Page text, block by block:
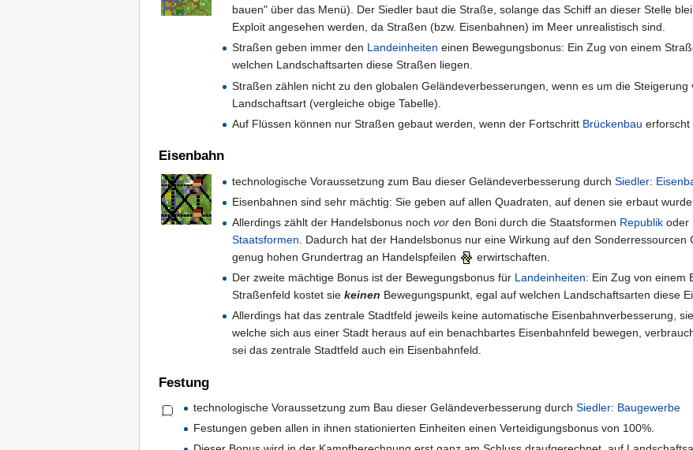
bauen" über das Menü). Der Siedler baut die Straße, solange das Schiff an dieser Stelle
Exploit angesehen werden, da Straßen (bzw. Eisenbahnen) im Meer unrealistisch sind.
Straßen geben immer den Landeinheiten einen Bewegungsbonus: Ein Zug von einem
welchen Landschaftsarten diese Straßen liegen.
Straßen zählen nicht zu den globalen Geländeverbesserungen, wenn es um die Steigerung
Landschaftsart (vergleiche obige Tabelle).
Auf Flüssen können nur Straßen gebaut werden, wenn der Fortschritt Brückenbau erforscht
Eisenbahn
technologische Voraussetzung zum Bau dieser Geländeverbesserung durchSiedler:
Eisenbahnen sind sehr mächtig: Sie geben auf allen Quadraten, auf denen sie erbaut
Allerdings zählt der Handelsbonus nochvor den Boni durch die Staatsformen Republik oder
Staatsformen . Dadurch hat der Handelsbonus nur eine Wirkung auf den
genug hohen Grundertrag an Handelspfeilen
erwirtschaften.
Der zweite mächtige Bonus ist der Bewegungsbonus für Landeinheiten: Ein Zug von einem
Straßenfeld kostet siekeinen Bewegungspunkt, egal auf welchen Landschaftsarten diese
Allerdings hat das zentrale Stadtfeld jeweils keine automatische Eisenbahnverbesserung,
welche sich aus einer Stadt heraus auf ein benachbartes Eisenbahnfeld bewegen,
sei das zentrale Stadtfeld auch ein Eisenbahnfeld.
Festung
technologische Voraussetzung zum Bau dieser Geländeverbesserung durchSiedler: Baugewerbe
Festungen geben allen in ihnen stationierten Einheiten einen Verteidigungsbonus von 100%.